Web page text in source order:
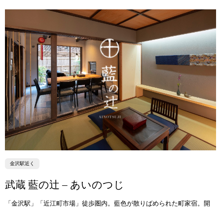
金沢駅近く
武蔵 藍の辻 – あいのつじ
「金沢駅」「近江町市場」徒歩圏内。藍色が散りばめられた町家宿。開